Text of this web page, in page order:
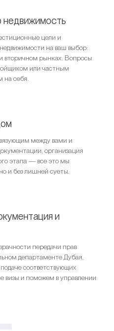
недвижимость
цели и
на ваш выбор:
вторичном рынках. Вопросы
или частным
на себя.
между вами и
организация
этапа — все это мы
и без лишней суеты.
и
передачи прав
департаменте Дубая,
соответствующих
визы и поможем в управлении